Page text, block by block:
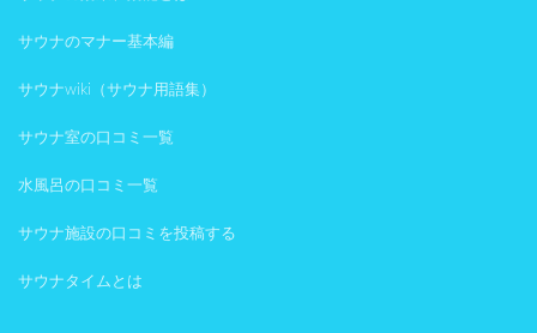
サウナのマナー基本編
サウナwiki（サウナ用語集）
サウナ室の口コミ一覧
水風呂の口コミ一覧
サウナ施設の口コミを投稿する
サウナタイムとは